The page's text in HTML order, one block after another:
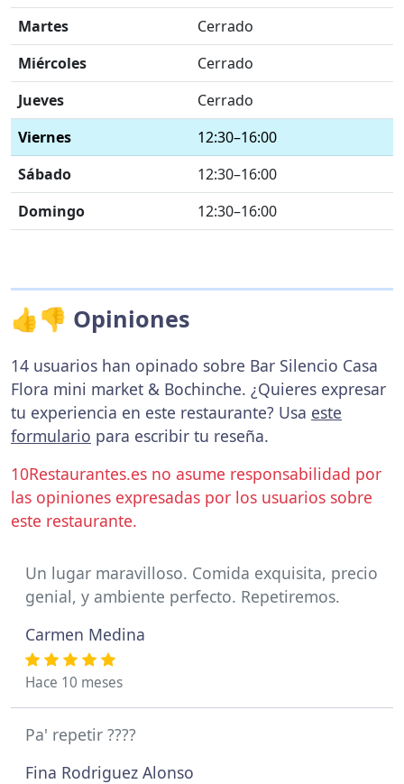
Martes
Cerrado
Miércoles
Cerrado
Jueves
Cerrado
Viernes
12:30–16:00
Sábado
12:30–16:00
Domingo
12:30–16:00
👍👎 Opiniones
14 usuarios han opinado sobre Bar Silencio Casa
Flora mini market & Bochinche. ¿Quieres expresar
tu experiencia en este restaurante? Usa este
formulario para escribir tu reseña.
10Restaurantes.es no asume responsabilidad por
las opiniones expresadas por los usuarios sobre
este restaurante.
Un lugar maravilloso. Comida exquisita, precio
genial, y ambiente perfecto. Repetiremos.
Carmen Medina
Hace 10 meses
Pa' repetir ????
Fina Rodriguez Alonso